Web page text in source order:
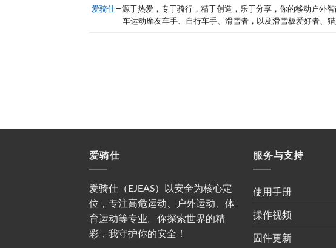
爱骑仕—源于热爱，专于骑行，精于创造，乐于分享，你的移动户外
车运动摩友车手、自行车手、滑雪者，以及滑雪板爱好者、
爱骑仕
爱骑仕（EJEAS）以安全为核心定
位，专注高危运动、户外运动、体
育运动等专业。你探索世界的精
彩，我守护你的安全！
服务与支持
使用手册
操作视频
固件更新